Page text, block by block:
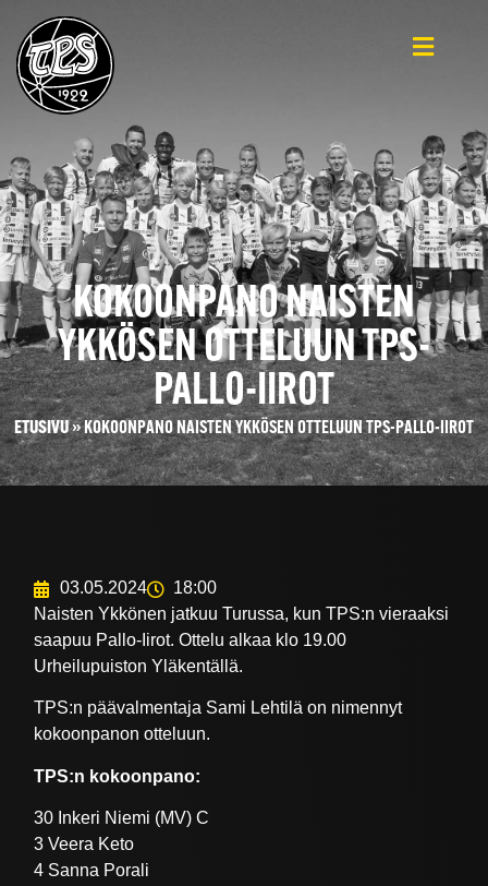
KOKOONPANO NAISTEN
YKKÖSEN OTTELUUN TPS-
PALLO-IIROT
ETUSIVU»KOKOONPANO NAISTEN YKKÖSEN OTTELUUN TPS-PALLO-IIROT
03.05.2024
18:00
Naisten Ykkönen jatkuu Turussa, kun TPS:n vieraaksi
saapuu Pallo-Iirot. Ottelu alkaa klo 19.00
Urheilupuiston Yläkentällä.
TPS:n päävalmentaja Sami Lehtilä on nimennyt
kokoonpanon otteluun.
TPS:n kokoonpano:
30 Inkeri Niemi (MV) C
3 Veera Keto
4 Sanna Porali